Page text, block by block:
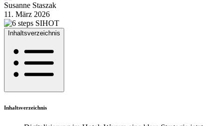
Susanne Staszak
11. März 2026
Inhaltsverzeichnis
Inhaltsverzeichnis